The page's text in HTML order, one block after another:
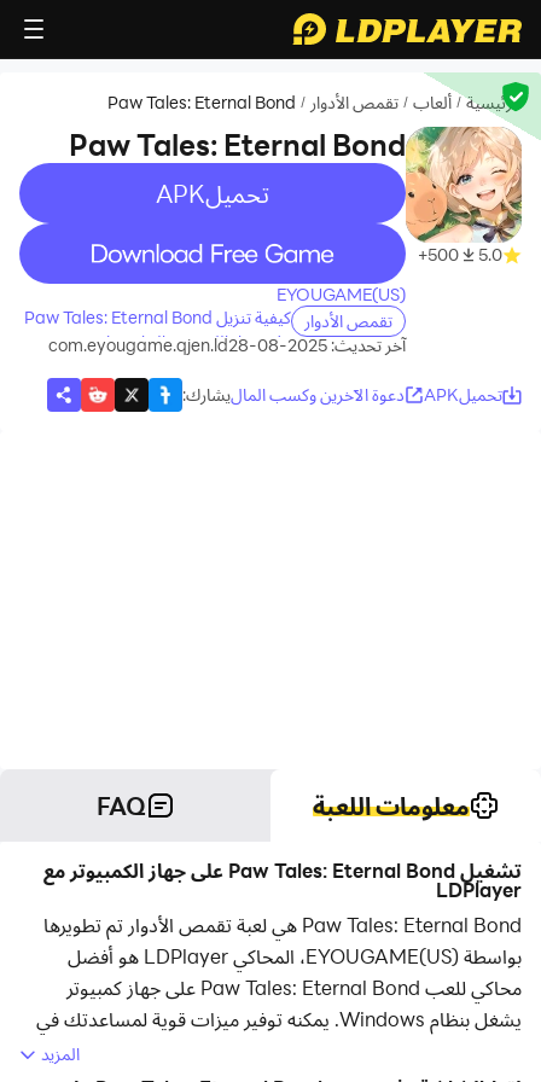
الرئيسية / ألعاب / تقمص الأدوار /
Paw Tales: Eternal Bond
5.0
500+
Paw Tales: Eternal Bond
recommendتحميلAPK
recommend
EYOUGAME(US)
تقمص الأدوار
كيفية تنزيل Paw Tales: Eternal Bond
على جهاز الكمبيوتر الخاص بك
آخر تحديث: 2025-08-28 com.eyougame.qjen.ld
تحميلAPK دعوة الآخرين وكسب الماليشارك:
معلومات اللعبة FAQ
تشغيل Paw Tales: Eternal Bond على جهاز الكمبيوتر مع
LDPlayer
Paw Tales: Eternal Bond هي لعبة تقمص الأدوار تم تطويرها
بواسطة EYOUGAME(US)، المحاكي LDPlayer هو أفضل
محاكي للعب Paw Tales: Eternal Bond على جهاز كمبيوتر
يشغل بنظام Windows. يمكنه توفير ميزات قوية لمساعدتك في
الحصول على تجربة ألعاب غامرة في لعبة Paw Tales: Eternal
المزيد